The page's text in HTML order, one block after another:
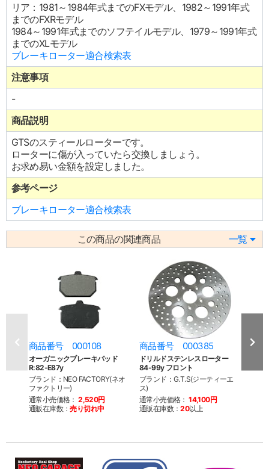
リア：1981～1984年式までのFXモデル、1982～1991年式
までのFXRモデル
1984～1991年式までのソフテイルモデル、1979～1991年式
までのXLモデル
ブレーキローター適合検索表
注意事項
-
商品説明
GTSのスティールローターです。
ローターに傷が入っていたら交換しましょう。
お求め易い金額を設定しました。
参考ページ
ブレーキローター適合検索表
この商品の関連商品 一覧
商品番号 000108
オーガニックブレーキパッド
R:82-E87y
ブランド：NEO FACTORY(ネオ
ファクトリー)
通常小売価格： 2,520円
通販在庫数：売り切れ中
商品番号 000385
ドリルドステンレスローター
84-99y フロント
ブランド：G.T.S(ジーティーエ
ス)
通常小売価格： 14,100円
通販在庫数：20以上
商